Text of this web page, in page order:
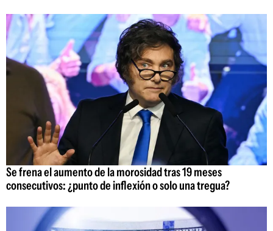
Se frena el aumento de la morosidad tras 19 meses
consecutivos: ¿punto de inflexión o solo una tregua?